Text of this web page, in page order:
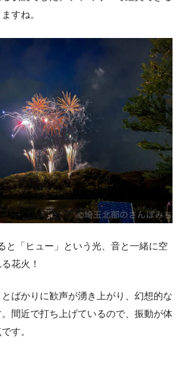
すね。
と「ヒュー」という光、音と一緒に空
花火！
とばかりに歓声が湧き上がり、幻想的な
間近で打ち上げているので、振動が体
す。